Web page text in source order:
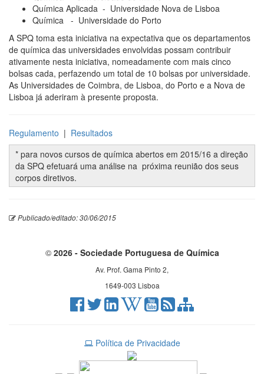
Química Aplicada - Universidade Nova de Lisboa
Química - Universidade do Porto
A SPQ toma esta iniciativa na expectativa que os departamentos
de química das universidades envolvidas possam contribuir
ativamente nesta iniciativa, nomeadamente com mais cinco
bolsas cada, perfazendo um total de 10 bolsas por universidade.
As Universidades de Coimbra, de Lisboa, do Porto e a Nova de
Lisboa já aderiram à presente proposta.
Regulamento | Resultados
* para novos cursos de química abertos em 2015/16 a direção
da SPQ efetuará uma análise na próxima reunião dos seus
corpos diretivos.
Publicado/editado: 30/06/2015
© 2026 - Sociedade Portuguesa de Química
Av. Prof. Gama Pinto 2,
1649-003 Lisboa
Política de Privacidade